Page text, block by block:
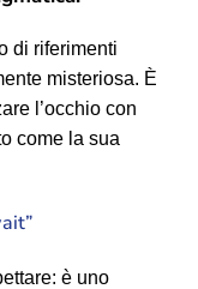
di riferimenti
misteriosa. È
l’occhio con
come la sua
è uno